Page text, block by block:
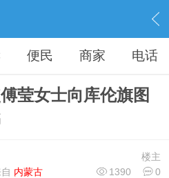
容
便民 商家 电话
莹女士向库伦旗图
楼主
1390
0
内蒙古